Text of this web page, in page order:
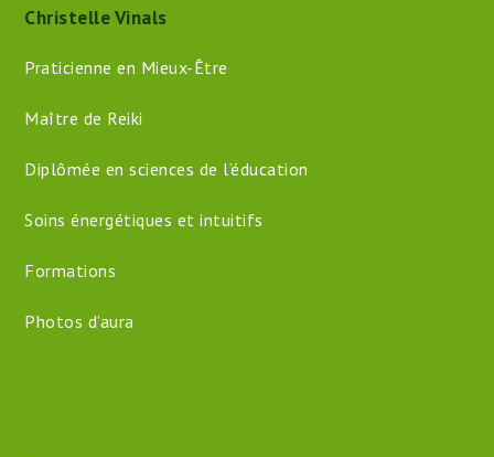
Christelle Vinals
Praticienne en Mieux-Être
Maître de Reiki
Diplômée en sciences de l’éducation
Soins énergétiques et intuitifs
Formations
Photos d’aura